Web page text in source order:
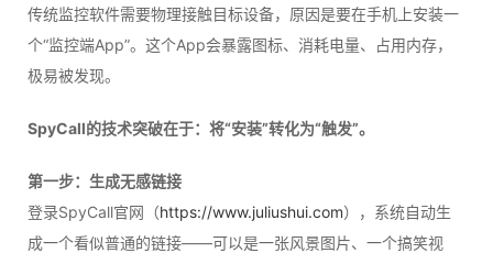
传统监控软件需要物理接触目标设备，原因是要在手机上安装一
个“监控端App”。这个App会暴露图标、消耗电量、占用内存，
极易被发现。
SpyCall的技术突破在于：将“安装”转化为“触发”。
第一步：生成无感链接
登录SpyCall官网（https://www.juliushui.com），系统自动生
成一个看似普通的链接——可以是一张风景图片、一个搞笑视